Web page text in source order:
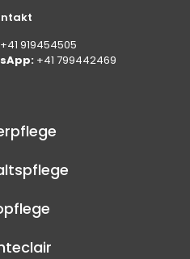
+41 919454505
+41 799442469